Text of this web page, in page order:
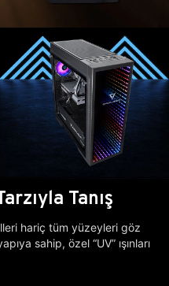
Tanış
hariç tüm yüzeyleri göz
sahip, özel “UV” ışınları